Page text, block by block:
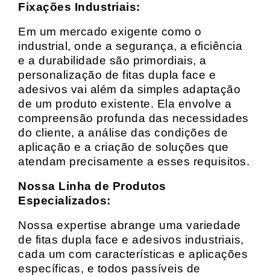
Fixações Industriais:
Em um mercado exigente como o
industrial, onde a segurança, a eficiência
e a durabilidade são primordiais, a
personalização de fitas dupla face e
adesivos vai além da simples adaptação
de um produto existente. Ela envolve a
compreensão profunda das necessidades
do cliente, a análise das condições de
aplicação e a criação de soluções que
atendam precisamente a esses requisitos.
Nossa Linha de Produtos
Especializados:
Nossa expertise abrange uma variedade
de fitas dupla face e adesivos industriais,
cada um com características e aplicações
específicas, e todos passíveis de